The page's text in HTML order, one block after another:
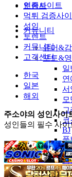
토렌트
커뮤니티
유머&
포토&
일
연
서
모
그
BJ
품
후
움
스
인증사이트
먹튀 검증사
성인
토렌트
커뮤니티
고객센터
한국
일본
해외
주소야의 성인사이
성인들의 필수 사